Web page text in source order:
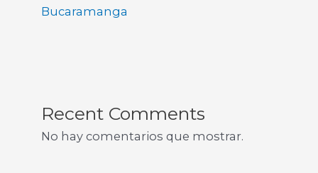
Bucaramanga
Recent Comments
No hay comentarios que mostrar.